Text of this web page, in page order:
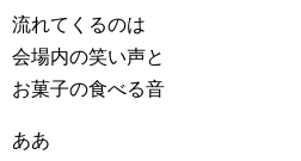
流れてくるのは
会場内の笑い声と
お菓子の食べる音
ああ